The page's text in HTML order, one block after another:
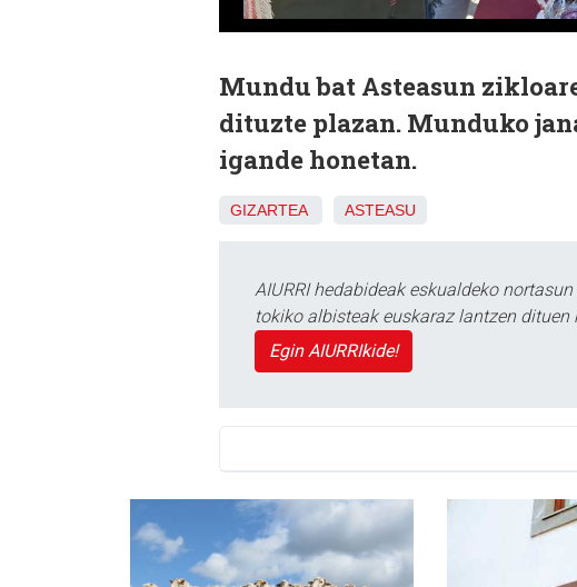
Mundu bat Asteasun
dituzte plazan. Munduko
igande honetan.
GIZARTEA ASTEASU
AIURRI hedabideak eskualdeko
tokiko albisteak euskaraz lantzen
Egin AIURRIkide!